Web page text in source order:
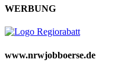
WERBUNG
www.nrwjobboerse.de